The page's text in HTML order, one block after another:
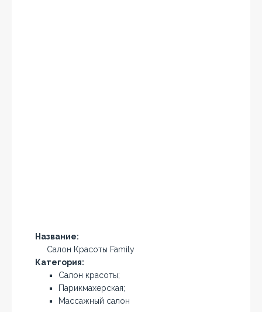
Название:
Салон Красоты Family
Категория:
Салон красоты;
Парикмахерская;
Массажный салон